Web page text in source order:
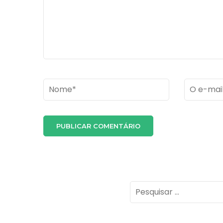
Name* Email *
Pesquisar
por: